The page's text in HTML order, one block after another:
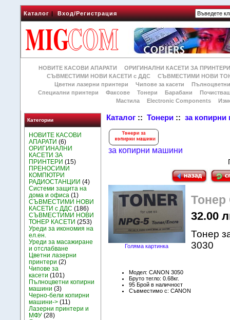
Каталог|Вход/Регистрация
НОВИТЕ КАСОВИ АПАРАТИ
ОРИГИНАЛНИ КАСЕТИ ЗА
СЪВМЕСТИМИ НОВИ КАСЕТИ с ДДС
СЪВМЕСТИМИ НОВИ
Цветни лазерни принтери
Чипове за касети
Специални принтери
Факсове Тонери Барабани
Мастила
Electronic Components
Категории
НОВИТЕ КАСОВИ
АПАРАТИ (6)
ОРИГИНАЛНИ
КАСЕТИ ЗА
ПРИНТЕРИ (15)
ПРЕНОСИМИ
КОМПЮТРИ
РАДИОСТАНЦИИ (4)
Системи защита на
дома и офиса (1)
СЪВМЕСТИМИ НОВИ
КАСЕТИ с ДДС (186)
СЪВМЕСТИМИ НОВИ
ТОНЕР КАСЕТИ (253)
Уреди за икономия на
ел.ен.
Уреди за масажиране
и отслабване
Цветни лазерни
принтери (2)
Чипове за
касети (101)
Пълноцветни копирни
машини (3)
Черно-бели копирни
машини-> (11)
Лазерни принтери и
МФУ (28)
Каталог ::Тонери ::за
за копирни машини
Голяма картинка
Тонер
32.00
Тонер
3030
Модел: CANON 3050
Бруто тегло: 0.68кг.
95 Брой в наличност
Съвместимо с: CANON